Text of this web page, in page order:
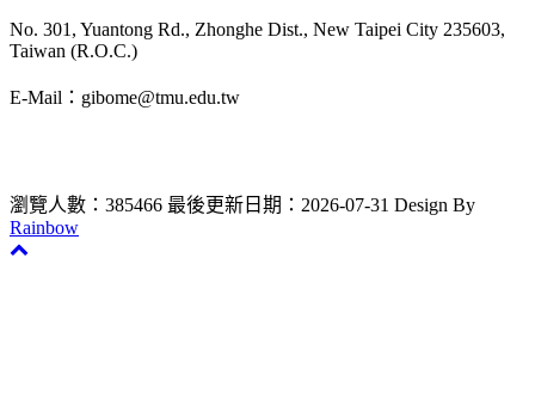
No. 301, Yuantong Rd., Zhonghe Dist., New Taipei City 235603,
Taiwan (R.O.C.)
E-Mail：gibome@tmu.edu.tw
瀏覽人數：385466 最後更新日期：2026-07-31 Design By
Rainbow